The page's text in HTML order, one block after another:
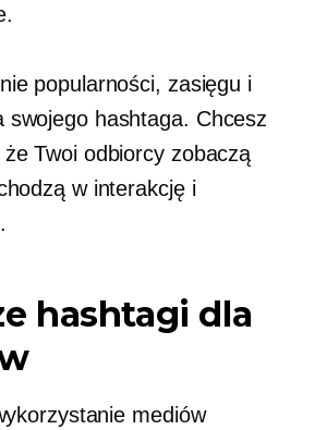
popularności, zasięgu i
swojego hashtaga. Chcesz
Twoi odbiorcy zobaczą
w interakcję i
hashtagi dla
mediów